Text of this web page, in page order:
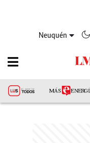
Neuquén